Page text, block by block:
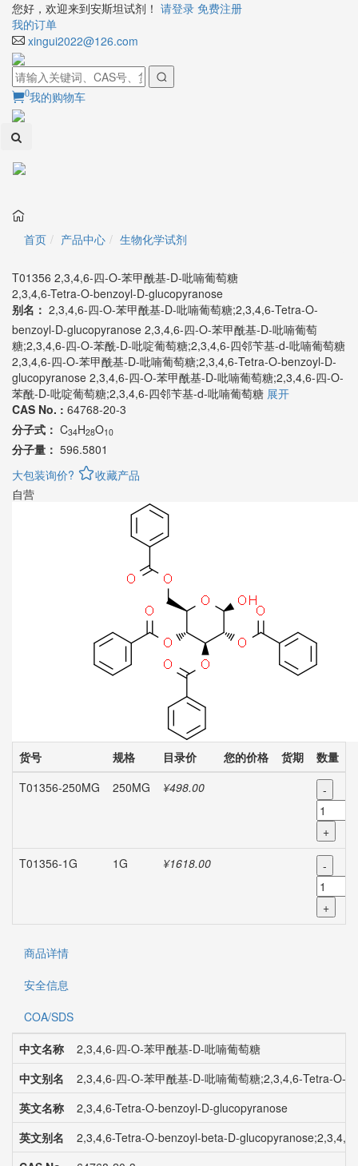
您好，欢迎来到安斯坦试剂！ 请登录 免费注册
我的订单
xingui2022@126.com
0我的购物车
首页 产品中心 生物化学试剂
T01356 2,3,4,6-四-O-苯甲酰基-D-吡喃葡萄糖
2,3,4,6-Tetra-O-benzoyl-D-glucopyranose
别名： 2,3,4,6-四-O-苯甲酰基-D-吡喃葡萄糖;2,3,4,6-Tetra-O-
benzoyl-D-glucopyranose 2,3,4,6-四-O-苯甲酰基-D-吡喃葡萄
糖;2,3,4,6-四-O-苯酰-D-吡啶葡萄糖;2,3,4,6-四邻苄基-d-吡喃葡萄糖
2,3,4,6-四-O-苯甲酰基-D-吡喃葡萄糖;2,3,4,6-Tetra-O-benzoyl-D-
glucopyranose 2,3,4,6-四-O-苯甲酰基-D-吡喃葡萄糖;2,3,4,6-四-O-
苯酰-D-吡啶葡萄糖;2,3,4,6-四邻苄基-d-吡喃葡萄糖 展开
CAS No. : 64768-20-3
分子式： C34H28O10
分子量： 596.5801
大包装询价?
收藏产品
自营
货号 规格 目录价 您的价格 货期
数量
T01356-250MG
250MG ¥498.00 -
+
T01356-1G
1G ¥1618.00 -
+
商品详情
安全信息
COA/SDS
中文名称
2,3,4,6-四-O-苯甲酰基-D-吡喃葡萄糖
中文别名
2,3,4,6-四-O-苯甲酰基-D-吡喃葡萄糖;2,3,4,6-Tetra-O-
英文名称
2,3,4,6-Tetra-O-benzoyl-D-glucopyranose
英文别名
2,3,4,6-Tetra-O-benzoyl-beta-D-